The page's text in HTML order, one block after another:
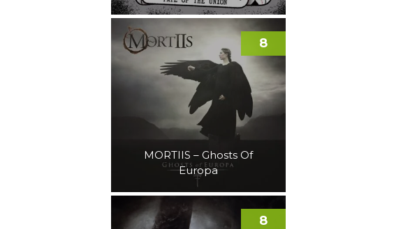
MORTIIS – Ghosts Of
Europa
8
8